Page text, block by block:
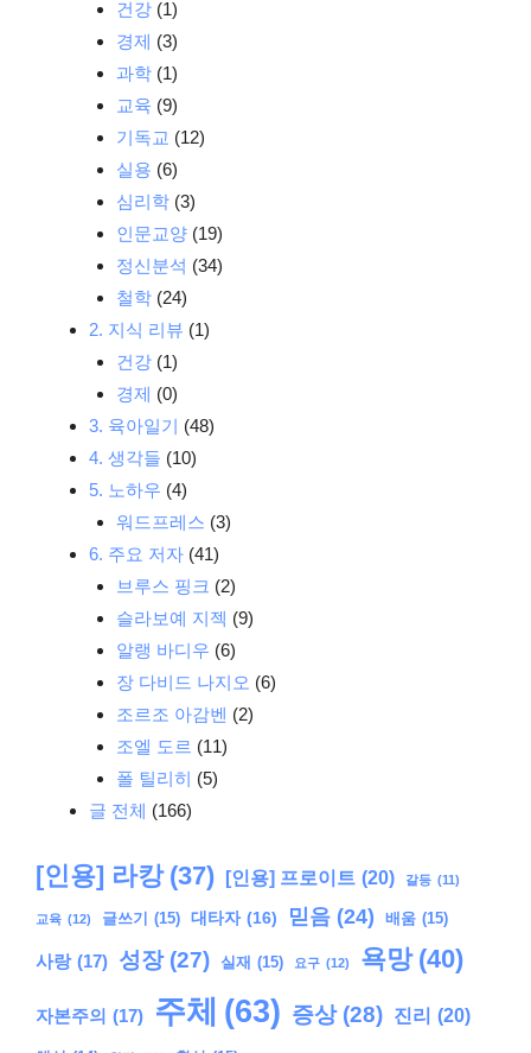
건강(1)
경제 (3)
과학(1)
교육 (9)
기독교 (12)
실용 (6)
심리학(3)
인문교양(19)
정신분석 (34)
철학(24)
2. 지식 리뷰 (1)
건강(1)
경제 (0)
3. 육아일기 (48)
4. 생각들 (10)
5. 노하우 (4)
워드프레스 (3)
6. 주요 저자 (41)
브루스 핑크 (2)
슬라보예 지젝 (9)
알랭 바디우 (6)
장 다비드 나지오 (6)
조르조 아감벤 (2)
조엘 도르 (11)
폴 틸리히 (5)
글 전체 (166)
[인용] 라캉 (37) [인용] 프로이트 (20) 갈등 (11)
교육 (12) 글쓰기 (15) 대타자 (16) 믿음 (24) 배움 (15)
사랑 (17) 성장 (27) 실재 (15) 요구 (12) 욕망 (40)
자본주의 (17) 주체 (63) 증상 (28) 진리 (20)